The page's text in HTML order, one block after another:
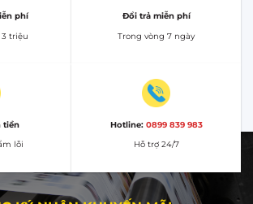
phí
triệu
Đổi trả miễn phí
Trong vòng 7 ngày
tiền
lỗi
Hotline: 0899 839 983
Hỗ trợ 24/7